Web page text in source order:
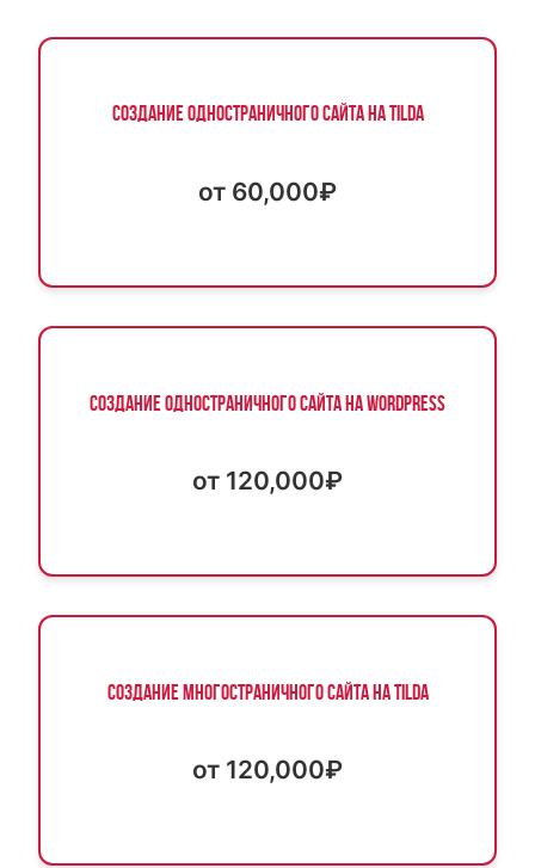
Создание одностраничного сайта на Tilda
от 60,000₽
Создание одностраничного сайта на WordPress
от 120,000₽
Создание многостраничного сайта на Tilda
от 120,000₽